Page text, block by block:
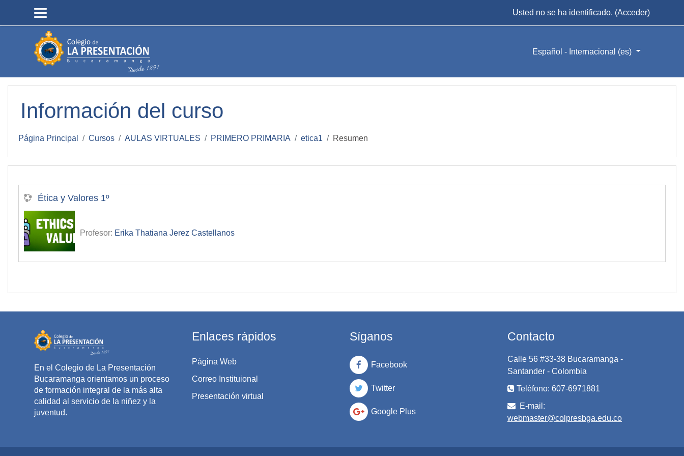
Usted no se ha identificado. (Acceder)
Español - Internacional ‎(es)‎
Información del curso
Página Principal Cursos AULAS VIRTUALES PRIMERO PRIMARIA etica1 Resumen
Ética y Valores 1º
Profesor: Erika Thatiana Jerez Castellanos
En el Colegio de La Presentación
Bucaramanga orientamos un proceso
de formación integral de la más alta
calidad al servicio de la niñez y la
juventud.
Enlaces rápidos
Página Web
Correo Instituional
Presentación virtual
Síganos
Facebook
Twitter
Google Plus
Contacto
Calle 56 #33-38 Bucaramanga -
Santander - Colombia
Teléfono: 607-6971881
E-mail:
webmaster@colpresbga.edu.co